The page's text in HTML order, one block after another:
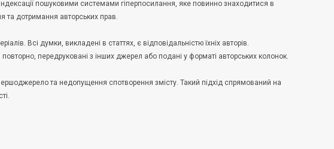
пошуковими системами гіперпосилання, яке повинно знаходитися в
та дотримання авторських прав.
Всі думки, викладені в статтях, є відповідальністю їхніх авторів.
повторно, передруковані з інших джерел або подані у форматі авторських колонок.
та недопущення спотворення змісту. Такий підхід спрямований на